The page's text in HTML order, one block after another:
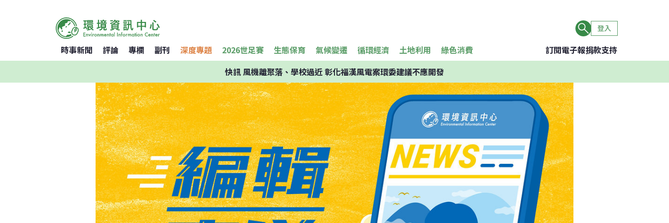
登入
時事新聞 評論 專欄 副刊 深度專題 2026世足賽 生態保育 氣候變遷 循環經濟 土地利用 綠色消費 訂閱電子報捐款支持
快訊風機離聚落、學校過近 彰化福漢風電案環委建議不應開發